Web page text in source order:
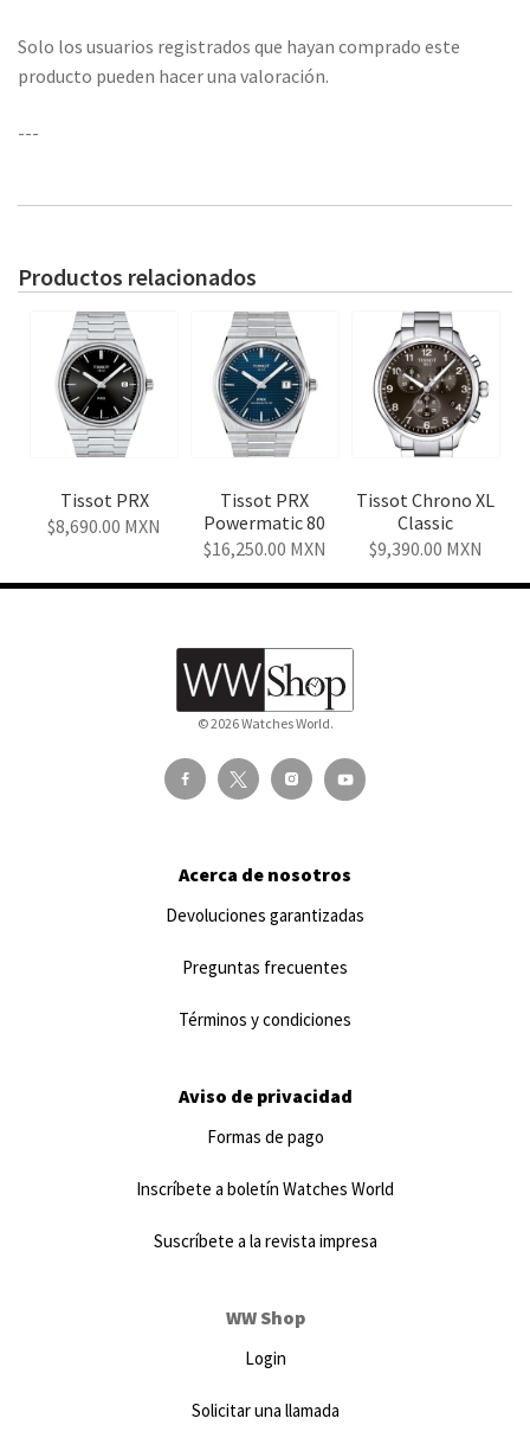
Solo los usuarios registrados que hayan comprado este
producto pueden hacer una valoración.
---
Productos relacionados
Tissot PRX
8,690.00 MXN
Tissot PRX
Powermatic 80
16,250.00 MXN
Tissot Chrono XL
Classic
9,390.00 MXN
© 2026 Watches World.
Acerca de nosotros
Devoluciones garantizadas
Preguntas frecuentes
Términos y condiciones
Aviso de privacidad
Formas de pago
Inscríbete a boletín Watches World
Suscríbete a la revista impresa
WW Shop
Login
Solicitar una llamada